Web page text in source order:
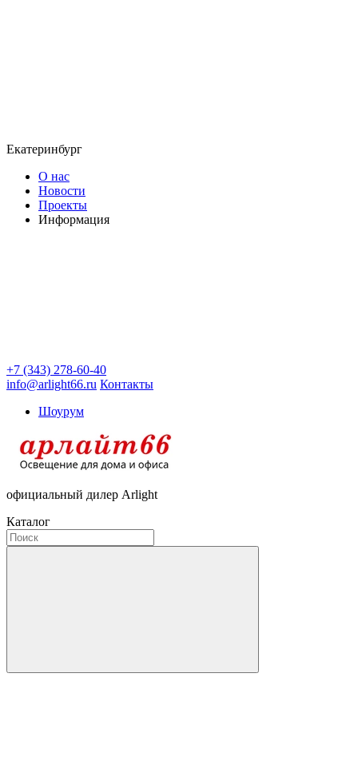
Екатеринбург
О нас
Новости
Проекты
Информация
+7 (343) 278-60-40
info@arlight66.ru Контакты
Шоурум
официальный дилер Arlight
Каталог